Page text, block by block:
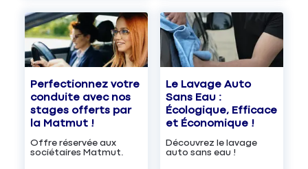
Perfectionnez votre
conduite avec nos
stages offerts par
la Matmut !
Offre réservée aux
sociétaires Matmut.
Le Lavage Auto
Sans Eau :
Écologique, Efficace
et Économique !
Découvrez le lavage
auto sans eau !